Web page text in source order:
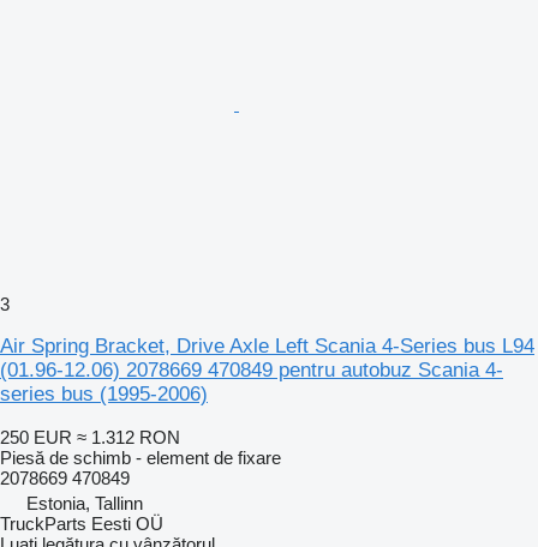
3
Air Spring Bracket, Drive Axle Left Scania 4-Series bus L94
(01.96-12.06) 2078669 470849 pentru autobuz Scania 4-
series bus (1995-2006)
250 EUR ≈ 1.312 RON
Piesă de schimb - element de fixare
2078669 470849
Estonia, Tallinn
TruckParts Eesti OÜ